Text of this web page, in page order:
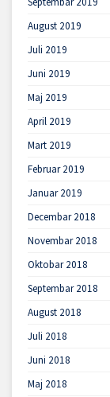
August 2019
Juli 2019
Juni 2019
Maj 2019
April 2019
Mart 2019
Februar 2019
Januar 2019
Decembar 2018
Novembar 2018
Oktobar 2018
Septembar 2018
August 2018
Juli 2018
Juni 2018
Maj 2018